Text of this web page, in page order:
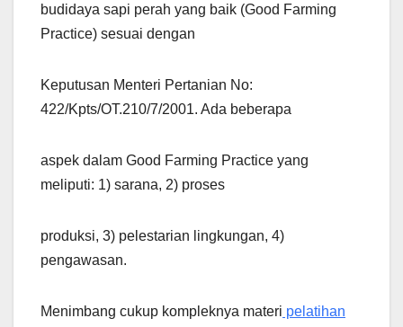
budidaya sapi perah yang baik (Good Farming
Practice) sesuai dengan
Keputusan Menteri Pertanian No:
422/Kpts/OT.210/7/2001. Ada beberapa
aspek dalam Good Farming Practice yang
meliputi: 1) sarana, 2) proses
produksi, 3) pelestarian lingkungan, 4)
pengawasan.
Menimbang cukup kompleknya materi pelatihan